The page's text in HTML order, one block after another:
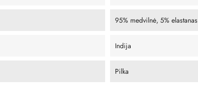
95% medvilnė, 5% elastanas
Indija
Pilka